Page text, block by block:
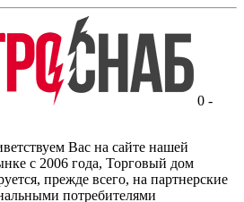
0 -
Вас на сайте нашей
с 2006 года, Торговый дом
прежде всего, на партнерские
потребителями